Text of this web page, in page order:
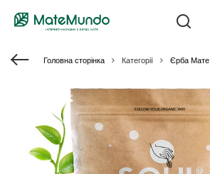
Головна сторінка Категорії Єрба Мате